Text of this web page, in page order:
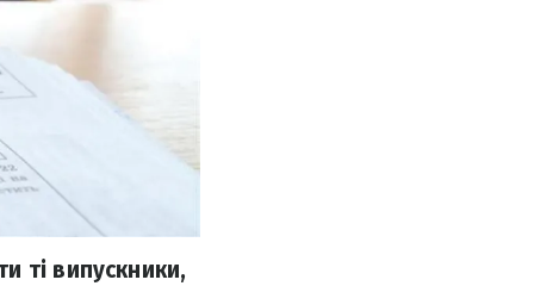
ті випускники,